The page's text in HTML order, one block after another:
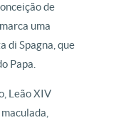
de
uma
di Spagna, que
Papa.
Leão XIV